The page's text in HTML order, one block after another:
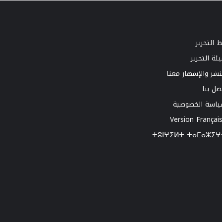
التحرير
التحرير
والإشهار معنا
بنا
الخصوصية
Version
ⵜⵓⵏⵖⵉⵍⵜ